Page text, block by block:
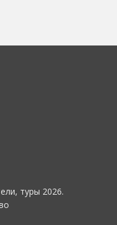
туры 2026.